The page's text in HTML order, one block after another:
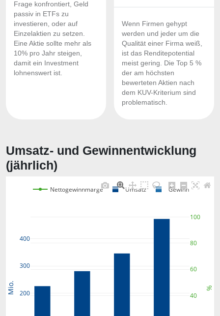
Frage konfrontiert, Geld
passiv in ETFs zu
investieren, oder auf
Einzelaktien zu setzen.
Eine Aktie sollte mehr als
10% pro Jahr steigen,
damit ein Investment
lohnenswert ist.
Wenn Firmen gehypt
werden und jeder um die
Qualität einer Firma weiß,
ist das Renditepotential
meist gering. Die Top 5 %
der am höchsten
bewerteten Aktien nach
dem KUV-Kriterium sind
problematisch.
Umsatz- und Gewinnentwicklung
(jährlich)
200
300
400
40
60
80
100
Nettogewinnmarge Umsatz Gewinn
Mio. %